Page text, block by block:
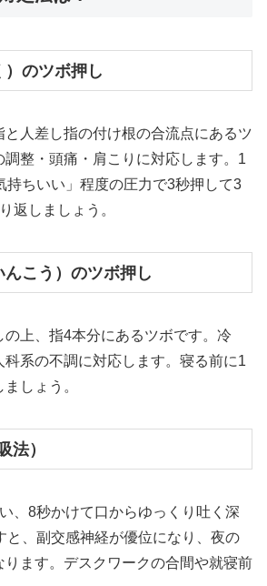
のツボ押し
人差し指の付け根の合流点にあるツ
調整・頭痛・肩こりに対応します。1
持ちいい」程度の圧力で3秒押して3
返しましょう。
こう）のツボ押し
の上、指4本分にあるツボです。冷
科系の不調に対応します。寝る前に1
しょう。
法）
、8秒かけて口からゆっくり吐く深
と、副交感神経が優位になり、夜の
ります。デスクワークの合間や就寝前